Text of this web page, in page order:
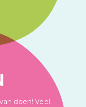
doen! Veel